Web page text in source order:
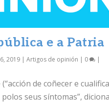
e a Patria
2019 |Artigos de opinión | 0 |
de coñecer e
seus síntomas”,